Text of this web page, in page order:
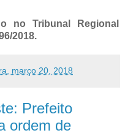
no Tribunal Regional
2018.
março 20, 2018
Prefeito
ordem de